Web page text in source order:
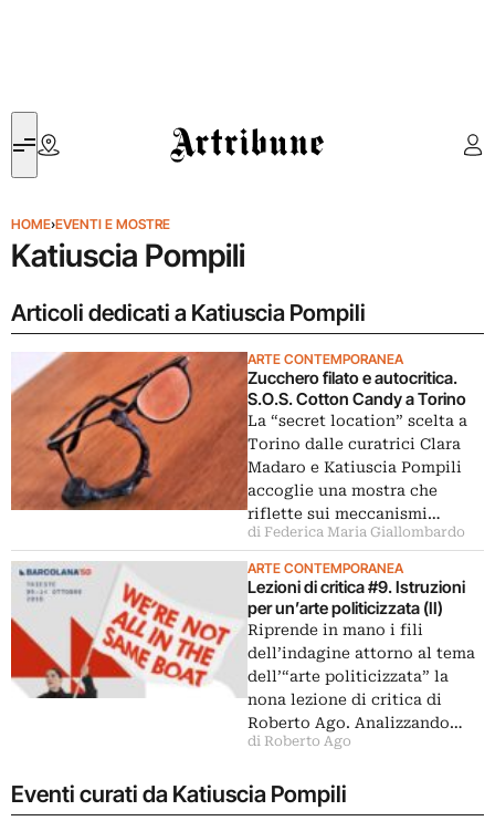
Artribune
HOME›EVENTI E MOSTRE
Katiuscia Pompili
Articoli dedicati a Katiuscia Pompili
ARTE CONTEMPORANEA
Zucchero filato e autocritica.
S.O.S. Cotton Candy a Torino
La “secret location” scelta a
Torino dalle curatrici Clara
Madaro e Katiuscia Pompili
accoglie una mostra che
riflette sui meccanismi…
di Federica Maria Giallombardo
ARTE CONTEMPORANEA
Lezioni di critica #9. Istruzioni
per un’arte politicizzata (II)
Riprende in mano i fili
dell’indagine attorno al tema
dell’“arte politicizzata” la
nona lezione di critica di
Roberto Ago. Analizzando…
di Roberto Ago
Eventi curati da Katiuscia Pompili